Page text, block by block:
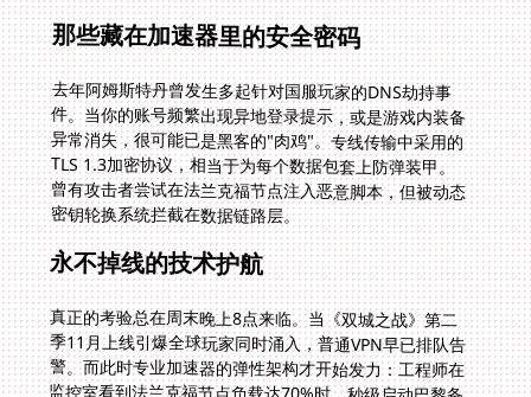
那些藏在加速器里的安全密码
去年阿姆斯特丹曾发生多起针对国服玩家的DNS劫持事
件。当你的账号频繁出现异地登录提示，或是游戏内装备
异常消失，很可能已是黑客的"肉鸡"。专线传输中采用的
TLS 1.3加密协议，相当于为每个数据包套上防弹装甲。
曾有攻击者尝试在法兰克福节点注入恶意脚本，但被动态
密钥轮换系统拦截在数据链路层。
永不掉线的技术护航
真正的考验总在周末晚上8点来临。当《双城之战》第二
季11月上线引爆全球玩家同时涌入，普通VPN早已排队告
警。而此时专业加速器的弹性架构才开始发力：工程师在
监控室看到法兰克福节点负载达70%时，秒级启动巴黎备
用节点分流。这就是为什么在昨晚的碧蓝航线限时活动
中，马赛的玩家群里刷屏的不是"又卡了"，而是"特效全